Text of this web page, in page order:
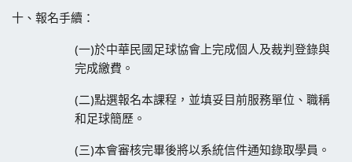
十、報名手續：
(一)於中華民國足球協會上完成個人及裁判登錄與
完成繳費。
(二)點選報名本課程，並填妥目前服務單位、職稱
和足球簡歷。
(三)本會審核完畢後將以系統信件通知錄取學員。